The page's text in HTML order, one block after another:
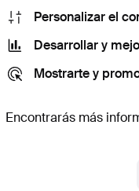
Personalizar el
Desarrollar y
Mostrarte y
Encontrarás más